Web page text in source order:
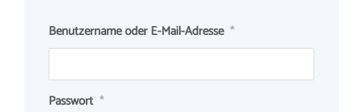
Benutzername oder E-Mail-Adresse *
Passwort *